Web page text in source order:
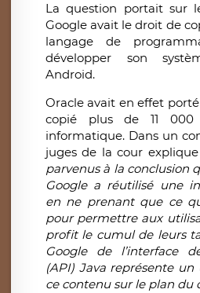
La question portait sur
Google avait le droit de
langage de
développer son
Android.
Oracle avait en effet
copié plus de 11
informatique. Dans un
juges de la cour explique
parvenus à la conclusion
Google a réutilisé une
en ne prenant que ce
pour permettre aux
profit le cumul de leurs
Google de l’interface
(API) Java représente
ce contenu sur le plan du